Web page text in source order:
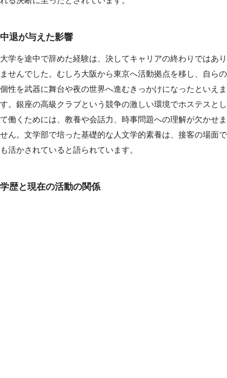
中退が与えた影響
大学を途中で辞めた経験は、決してキャリアの終わりではあり
ませんでした。むしろ大阪から東京へ活動拠点を移し、自らの
個性を武器に舞台や夜の世界へ進むきっかけになったといえま
す。銀座の高級クラブという競争の激しい環境でホステスとし
て働くためには、教養や会話力、時事問題への理解が欠かせま
せん。文学部で培った基礎的な人文学的素養は、接客の場面で
も活かされていると語られています。
学歴と現在の活動の関係